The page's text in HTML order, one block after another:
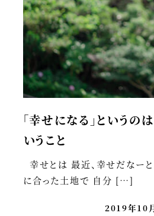
「幸せになる」というの
いうこと
幸せとは 最近、幸せだなー
に合った土地で 自分 […]
2019年10